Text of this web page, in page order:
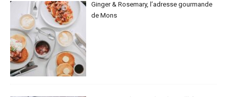
Ginger & Rosemary, l’adresse gourmande
de Mons